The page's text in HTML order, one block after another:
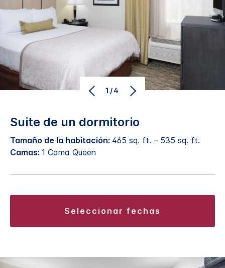
1/4
Suite de un dormitorio
Tamaño de la habitación: 465 sq. ft. – 535 sq. ft.
Camas: 1 Cama Queen
seleccionar fechas